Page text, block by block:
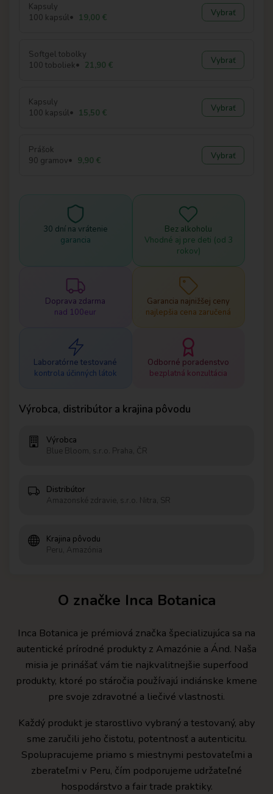
Kapsuly
100 kapsúl
19,00 € Vybrať
Softgel tobolky
100 toboliek
21,90 € Vybrať
Kapsuly
100 kapsúl
15,50 € Vybrať
Prášok
90 gramov
9,90 € Vybrať
30 dní na vrátenie
garancia
Bez alkoholu
Vhodné aj pre deti (od 3
rokov)
Doprava zdarma
nad 100eur
Garancia najnižšej ceny
najlepšia cena zaručená
Laboratórne testované
kontrola účinných látok
Odborné poradenstvo
bezplatná konzultácia
Výrobca, distribútor a krajina pôvodu
Výrobca
Blue Bloom, s.r.o. Praha, ČR
Distribútor
Amazonské zdravie, s.r.o. Nitra, SR
Krajina pôvodu
Peru, Amazónia
O značke Inca Botanica
Inca Botanica je prémiová značka špecializujúca sa na
autentické prírodné produkty z Amazónie a Ánd. Naša
misia je prinášať vám tie najkvalitnejšie superfood
produkty, ktoré po stáročia používajú indiánske kmene
pre svoje zdravotné a liečivé vlastnosti.
Každý produkt je starostlivo vybraný a testovaný, aby
sme zaručili jeho čistotu, potentnosť a autenticitu.
Spolupracujeme priamo s miestnymi pestovateľmi a
zberateľmi v Peru, čím podporujeme udržateľné
hospodárstvo a fair trade praktiky.